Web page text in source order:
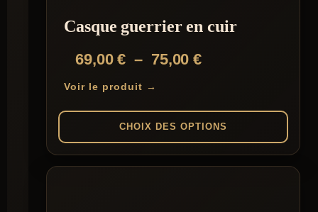
Casque guerrier en cuir
69,00€ – 75,00€Plage
69,00 €
à
75,00 €
Voir le produit →
CHOIX DES OPTIONS
produit